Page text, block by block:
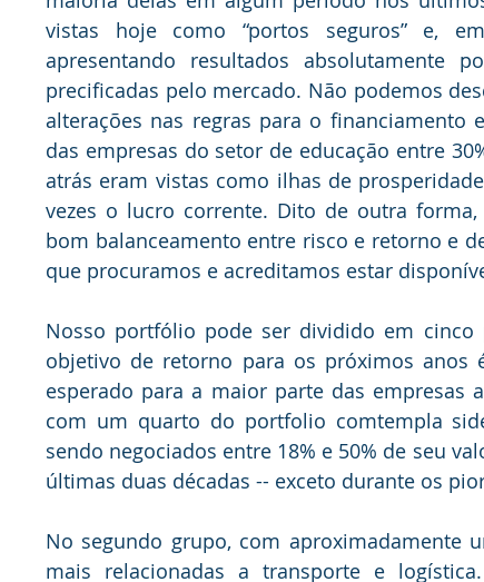
vistas hoje como “portos seguros” e,
apresentando resultados absolutamente
precificadas pelo mercado. Não podemos
alterações nas regras para o financiamento
das empresas do setor de educação entre
atrás eram vistas como ilhas de
vezes o lucro corrente. Dito de outra
bom balanceamento entre risco e retorno e
que procuramos e acreditamos estar
Nosso portfólio pode ser dividido em cinco
objetivo de retorno para os próximos anos
esperado para a maior parte das empresas
com um quarto do portfolio comtempla
sendo negociados entre 18% e 50% de seu
últimas duas décadas -- exceto durante os
No segundo grupo, com aproximadamente
mais relacionadas a transporte e